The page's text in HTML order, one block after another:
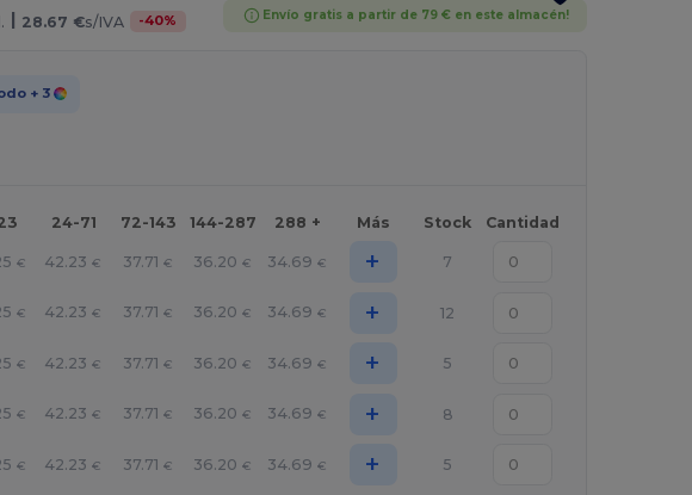
| 28.67 €s/IVA -40% Envío gratis a partir de 79 € en este almacén!
+ 3
24-71 72-143 144-287 288 + Más Stock Cantidad
€ 42.23 € 37.71 € 36.20 € 34.69 € + 7
€ 42.23 € 37.71 € 36.20 € 34.69 € + 12
€ 42.23 € 37.71 € 36.20 € 34.69 € + 5
€ 42.23 € 37.71 € 36.20 € 34.69 € + 8
€ 42.23 € 37.71 € 36.20 € 34.69 € + 5